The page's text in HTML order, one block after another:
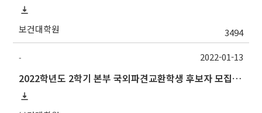
보건대학원 3494
-
2022학년도 2학기 본부 국외파견교환학생 후보자 모집 안내
2022-01-13